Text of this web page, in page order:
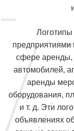
Логотипы
сфере аренды,
автомобилей,
аренды
оборудования,
и т. д. Эти
объявлениях